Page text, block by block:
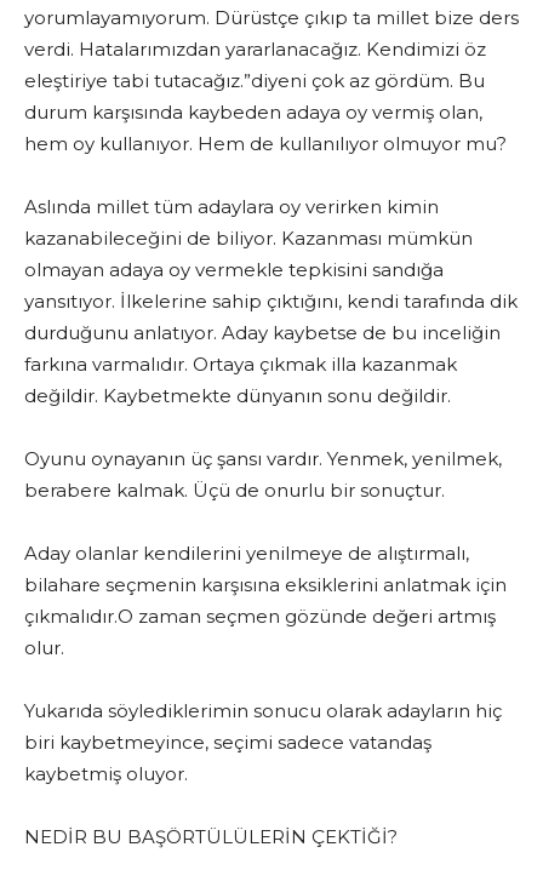
yorumlayamıyorum. Dürüstçe çıkıp ta millet bize ders
verdi. Hatalarımızdan yararlanacağız. Kendimizi öz
eleştiriye tabi tutacağız.”diyeni çok az gördüm. Bu
durum karşısında kaybeden adaya oy vermiş olan,
hem oy kullanıyor. Hem de kullanılıyor olmuyor mu?
Aslında millet tüm adaylara oy verirken kimin
kazanabileceğini de biliyor. Kazanması mümkün
olmayan adaya oy vermekle tepkisini sandığa
yansıtıyor. İlkelerine sahip çıktığını, kendi tarafında dik
durduğunu anlatıyor. Aday kaybetse de bu inceliğin
farkına varmalıdır. Ortaya çıkmak illa kazanmak
değildir. Kaybetmekte dünyanın sonu değildir.
Oyunu oynayanın üç şansı vardır. Yenmek, yenilmek,
berabere kalmak. Üçü de onurlu bir sonuçtur.
Aday olanlar kendilerini yenilmeye de alıştırmalı,
bilahare seçmenin karşısına eksiklerini anlatmak için
çıkmalıdır.O zaman seçmen gözünde değeri artmış
olur.
Yukarıda söylediklerimin sonucu olarak adayların hiç
biri kaybetmeyince, seçimi sadece vatandaş
kaybetmiş oluyor.
NEDİR BU BAŞÖRTÜLÜLERİN ÇEKTİĞİ?